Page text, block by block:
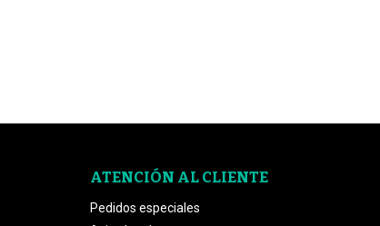
ATENCIÓN AL CLIENTE
Pedidos especiales